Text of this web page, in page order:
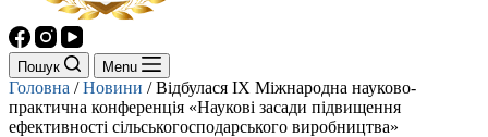
Пошук Menu
Головна /Новини /Відбулася ІХ Міжнародна науково-
практична конференція «Наукові засади підвищення
ефективності сільськогосподарського виробництва»